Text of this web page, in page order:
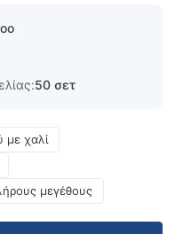
50 σετ
με χαλί
μεγέθους